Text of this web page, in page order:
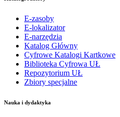
E-zasoby
E-lokalizator
E-narzędzia
Katalog Główny
Cyfrowe Katalogi Kartkowe
Biblioteka Cyfrowa UŁ
Repozytorium UŁ
Zbiory specjalne
Nauka i dydaktyka